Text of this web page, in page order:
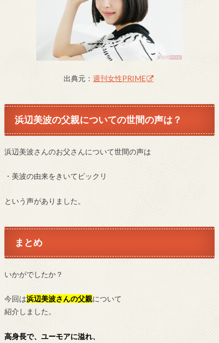
出典元：週刊女性PRIME
浜辺美波の父親についての世間の声は？
浜辺美波さんのお父さんについて世間の声は
・美波の由来をきいてビックリ
という声がありました。
まとめ
いかがでしたか？
今回は浜辺美波さんの父親について
紹介しました。
高身長で、 ユーモアに溢れ、